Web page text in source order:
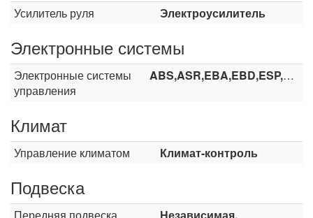
Усилитель руля Электроусилитель
Электронные системы
Электронные системы
управления
ABS,ASR,EBA,EBD,ESP,TCS
Климат
Управление климатом Климат-контроль
Подвеска